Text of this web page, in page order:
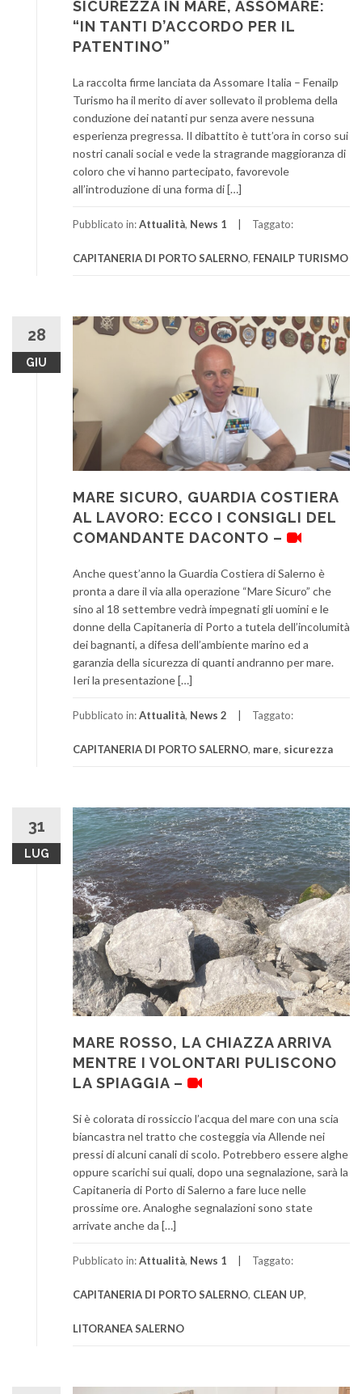
SICUREZZA IN MARE, ASSOMARE:
“IN TANTI D’ACCORDO PER IL
PATENTINO”
La raccolta firme lanciata da Assomare Italia – Fenailp
Turismo ha il merito di aver sollevato il problema della
conduzione dei natanti pur senza avere nessuna
esperienza pregressa. Il dibattito è tutt’ora in corso sui
nostri canali social e vede la stragrande maggioranza di
coloro che vi hanno partecipato, favorevole
all’introduzione di una forma di […]
Pubblicato in:Attualità, News 1 Taggato:
CAPITANERIA DI PORTO SALERNO, FENAILP TURISMO
28
GIU
MARE SICURO, GUARDIA COSTIERA
AL LAVORO: ECCO I CONSIGLI DEL
COMANDANTE DACONTO –
Anche quest’anno la Guardia Costiera di Salerno è
pronta a dare il via alla operazione “Mare Sicuro” che
sino al 18 settembre vedrà impegnati gli uomini e le
donne della Capitaneria di Porto a tutela dell’incolumità
dei bagnanti, a difesa dell’ambiente marino ed a
garanzia della sicurezza di quanti andranno per mare.
Ieri la presentazione […]
Pubblicato in:Attualità, News 2 Taggato:
CAPITANERIA DI PORTO SALERNO, mare, sicurezza
31
LUG
MARE ROSSO, LA CHIAZZA ARRIVA
MENTRE I VOLONTARI PULISCONO
LA SPIAGGIA –
Si è colorata di rossiccio l’acqua del mare con una scia
biancastra nel tratto che costeggia via Allende nei
pressi di alcuni canali di scolo. Potrebbero essere alghe
oppure scarichi sui quali, dopo una segnalazione, sarà la
Capitaneria di Porto di Salerno a fare luce nelle
prossime ore. Analoghe segnalazioni sono state
arrivate anche da […]
Pubblicato in:Attualità, News 1 Taggato:
CAPITANERIA DI PORTO SALERNO, CLEAN UP,
LITORANEA SALERNO